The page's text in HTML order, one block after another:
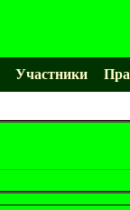
Участники